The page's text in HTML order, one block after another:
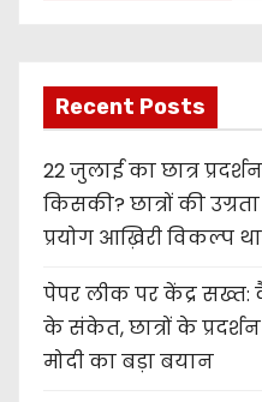
Recent Posts
22 जुलाई का छात्र
किसकी? छात्रों की
प्रयोग आख़िरी विकल्प
पेपर लीक पर केंद्र
के संकेत, छात्रों के प्रदर्शन
मोदी का बड़ा बयान